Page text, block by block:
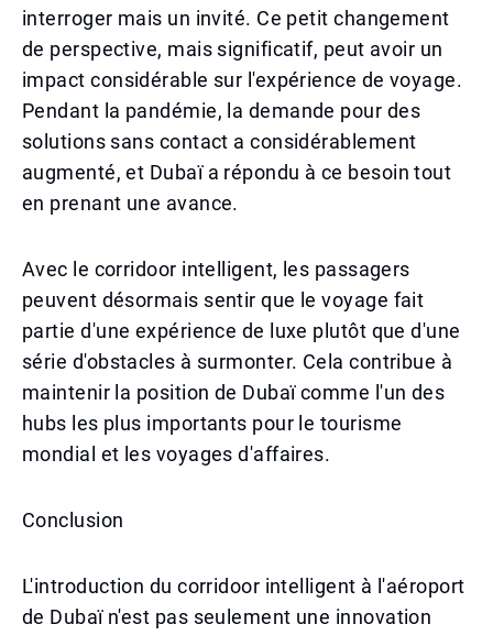
interroger mais un invité. Ce petit changement
de perspective, mais significatif, peut avoir un
impact considérable sur l'expérience de voyage.
Pendant la pandémie, la demande pour des
solutions sans contact a considérablement
augmenté, et Dubaï a répondu à ce besoin tout
en prenant une avance.
Avec le corridoor intelligent, les passagers
peuvent désormais sentir que le voyage fait
partie d'une expérience de luxe plutôt que d'une
série d'obstacles à surmonter. Cela contribue à
maintenir la position de Dubaï comme l'un des
hubs les plus importants pour le tourisme
mondial et les voyages d'affaires.
Conclusion
L'introduction du corridoor intelligent à l'aéroport
de Dubaï n'est pas seulement une innovation